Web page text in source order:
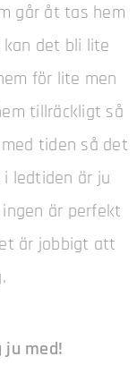
går åt tas hem
kan det bli lite
för lite men
tillräckligt så
tiden så det
ledtiden är ju
ingen är perfekt
är jobbigt att
ju med!